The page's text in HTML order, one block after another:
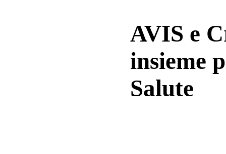
AVIS e
insieme
Salute